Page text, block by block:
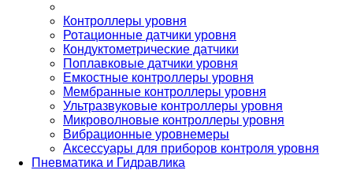
Контроллеры уровня
Ротационные датчики уровня
Кондуктометрические датчики
Поплавковые датчики уровня
Емкостные контроллеры уровня
Мембранные контроллеры уровня
Ультразвуковые контроллеры уровня
Микроволновые контроллеры уровня
Вибрационные уровнемеры
Аксессуары для приборов контроля уровня
Пневматика и Гидравлика